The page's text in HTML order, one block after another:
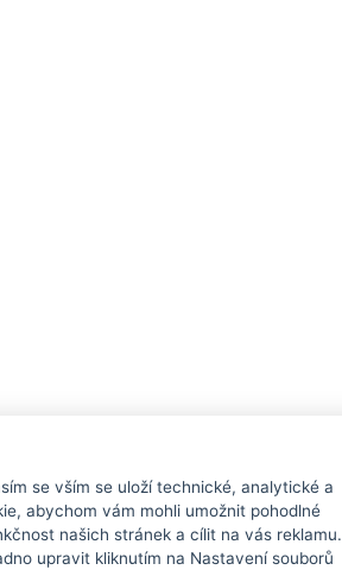
se vším se uloží technické, analytické a
abychom vám mohli umožnit pohodlné
našich stránek a cílit na vás reklamu.
upravit kliknutím na Nastavení souborů